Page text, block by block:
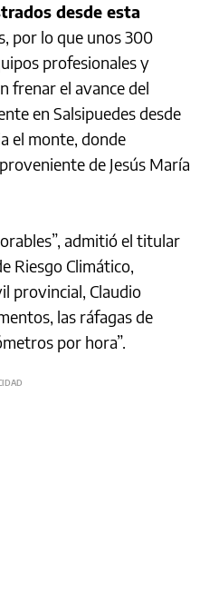
desde esta
por lo que unos 300
profesionales y
frenar el avance del
en Salsipuedes desde
el monte, donde
de Jesús María
admitió el titular
Riesgo Climático,
provincial, Claudio
las ráfagas de
por hora”.